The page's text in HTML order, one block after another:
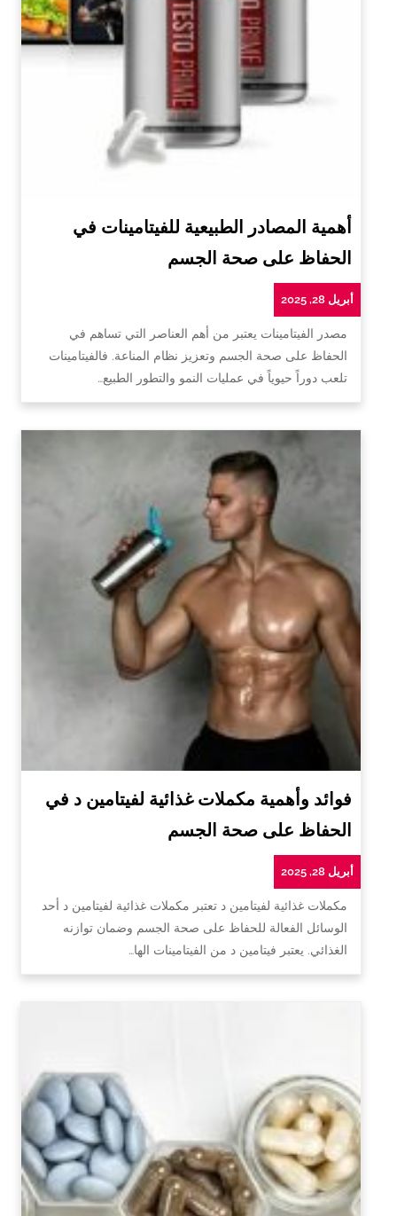
أهمية المصادر الطبيعية للفيتامينات في
الحفاظ على صحة الجسم
أبريل 28, 2025
مصدر الفيتامينات يعتبر من أهم العناصر التي تساهم في
الحفاظ على صحة الجسم وتعزيز نظام المناعة. فالفيتامينات
تلعب دوراً حيوياً في عمليات النمو والتطور الطبيع…
فوائد وأهمية مكملات غذائية لفيتامين د في
الحفاظ على صحة الجسم
أبريل 28, 2025
مكملات غذائية لفيتامين د تعتبر مكملات غذائية لفيتامين د أحد
الوسائل الفعالة للحفاظ على صحة الجسم وضمان توازنه
الغذائي. يعتبر فيتامين د من الفيتامينات الها…